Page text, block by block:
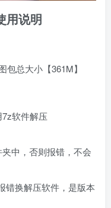
用说明
包总大小【361M】
软件解压
中，否则报错，不会
错换解压软件，是版本